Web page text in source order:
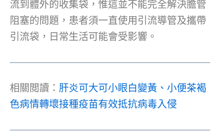
流到體外的收集袋，惟這並不能完全解決膽管
阻塞的問題，患者須一直使用引流導管及攜帶
引流袋，日常生活可能會受影響。
相關閲讀： 肝炎可大可小眼白變黃、小便茶褐
色病情轉壞接種疫苗有效抵抗病毒入侵